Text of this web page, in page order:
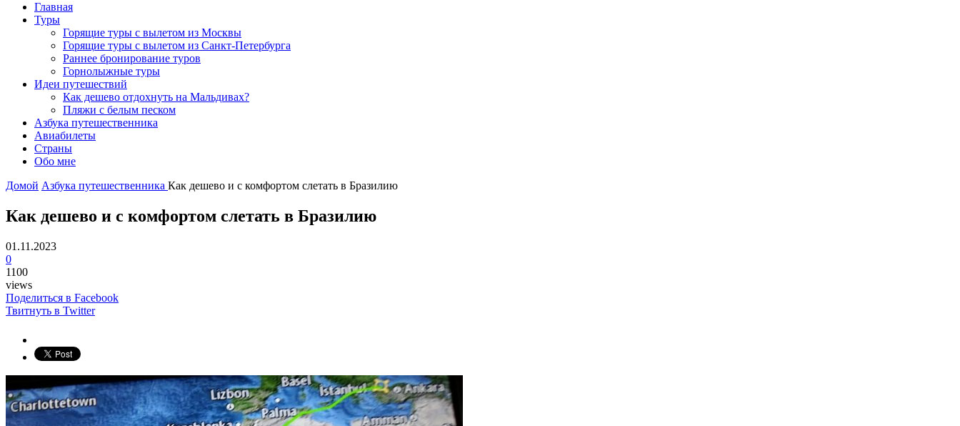
Главная
Туры
Горящие туры с вылетом из Москвы
Горящие туры с вылетом из Санкт-Петербурга
Раннее бронирование туров
Горнолыжные туры
Идеи путешествий
Как дешево отдохнуть на Мальдивах?
Пляжи с белым песком
Азбука путешественника
Авиабилеты
Страны
Обо мне
Домой Азбука путешественника Как дешево и с комфортом слетать в Бразилию
Как дешево и с комфортом слетать в Бразилию
01.11.2023
0
1100
views
Поделиться в Facebook
Твитнуть в Twitter